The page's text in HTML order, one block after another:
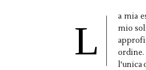
L
a mia
mio
l'unica